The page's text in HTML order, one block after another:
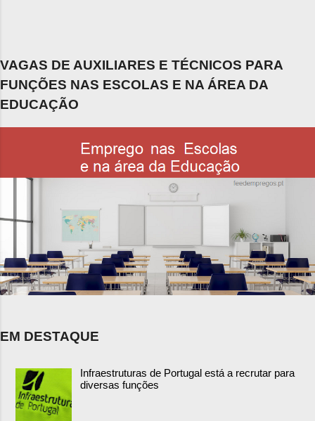
VAGAS DE AUXILIARES E TÉCNICOS PARA
FUNÇÕES NAS ESCOLAS E NA ÁREA DA
EDUCAÇÃO
EM DESTAQUE
Infraestruturas de Portugal está a recrutar para
diversas funções